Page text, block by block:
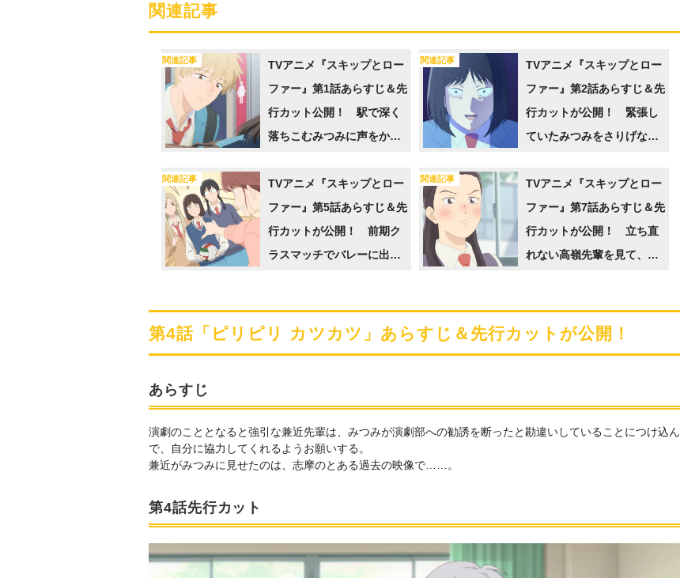
関連記事
関連記事
TVアニメ『スキップとロー
ファー』第1話あらすじ＆先
行カット公開！ 駅で深く
落ちこむみつみに声をかけ
着た志摩だった
関連記事
TVアニメ『スキップとロー
ファー』第2話あらすじ＆先
行カットが公開！ 緊張し
ていたみつみをさりげなく
関連記事
TVアニメ『スキップとロー
ファー』第5話あらすじ＆先
行カットが公開！ 前期ク
ラスマッチでバレーに出る
らうことに
関連記事
TVアニメ『スキップとロー
ファー』第7話あらすじ＆先
行カットが公開！ 立ち直
れない高嶺先輩を見て、兼
第4話「ピリピリ カツカツ」あらすじ＆先行カットが公開！
あらすじ
演劇のこととなると強引な兼近先輩は、みつみが演劇部への勧誘を断ったと勘違いしていることにつけ込ん
で、自分に協力してくれるようお願いする。
兼近がみつみに見せたのは、志摩のとある過去の映像で……。
第4話先行カット